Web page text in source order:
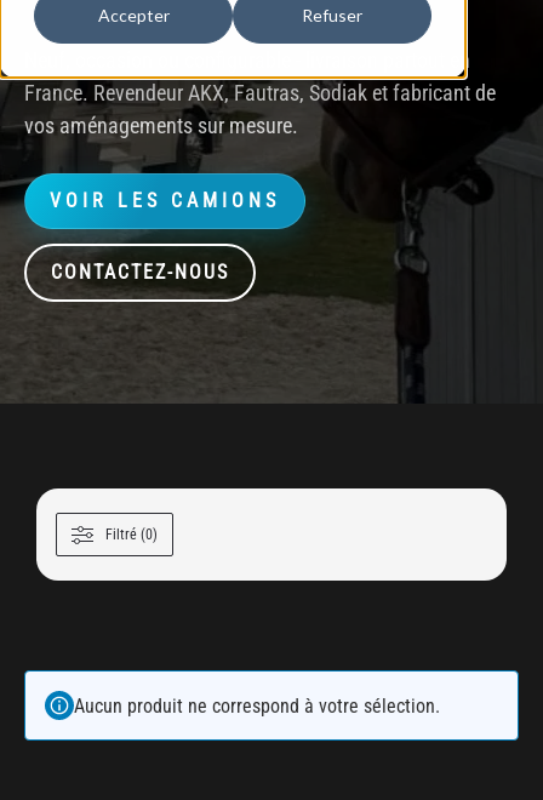
Accepter Refuser
Neuf, occasion ou configurable - livraison partout en
France. Revendeur AKX, Fautras, Sodiak et fabricant de
vos aménagements sur mesure.
VOIR LES CAMIONS
CONTACTEZ-NOUS
Filtré (0)
Aucun produit ne correspond à votre sélection.